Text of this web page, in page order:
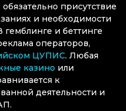
присутствие
и необходимости
гемблинге и беттинге
операторов,
ЦУПИС. Любая
казино или
к
деятельности и